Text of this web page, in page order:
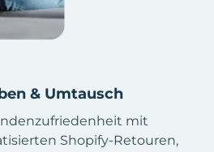
& Umtausch
mit
Shopify-Retouren,